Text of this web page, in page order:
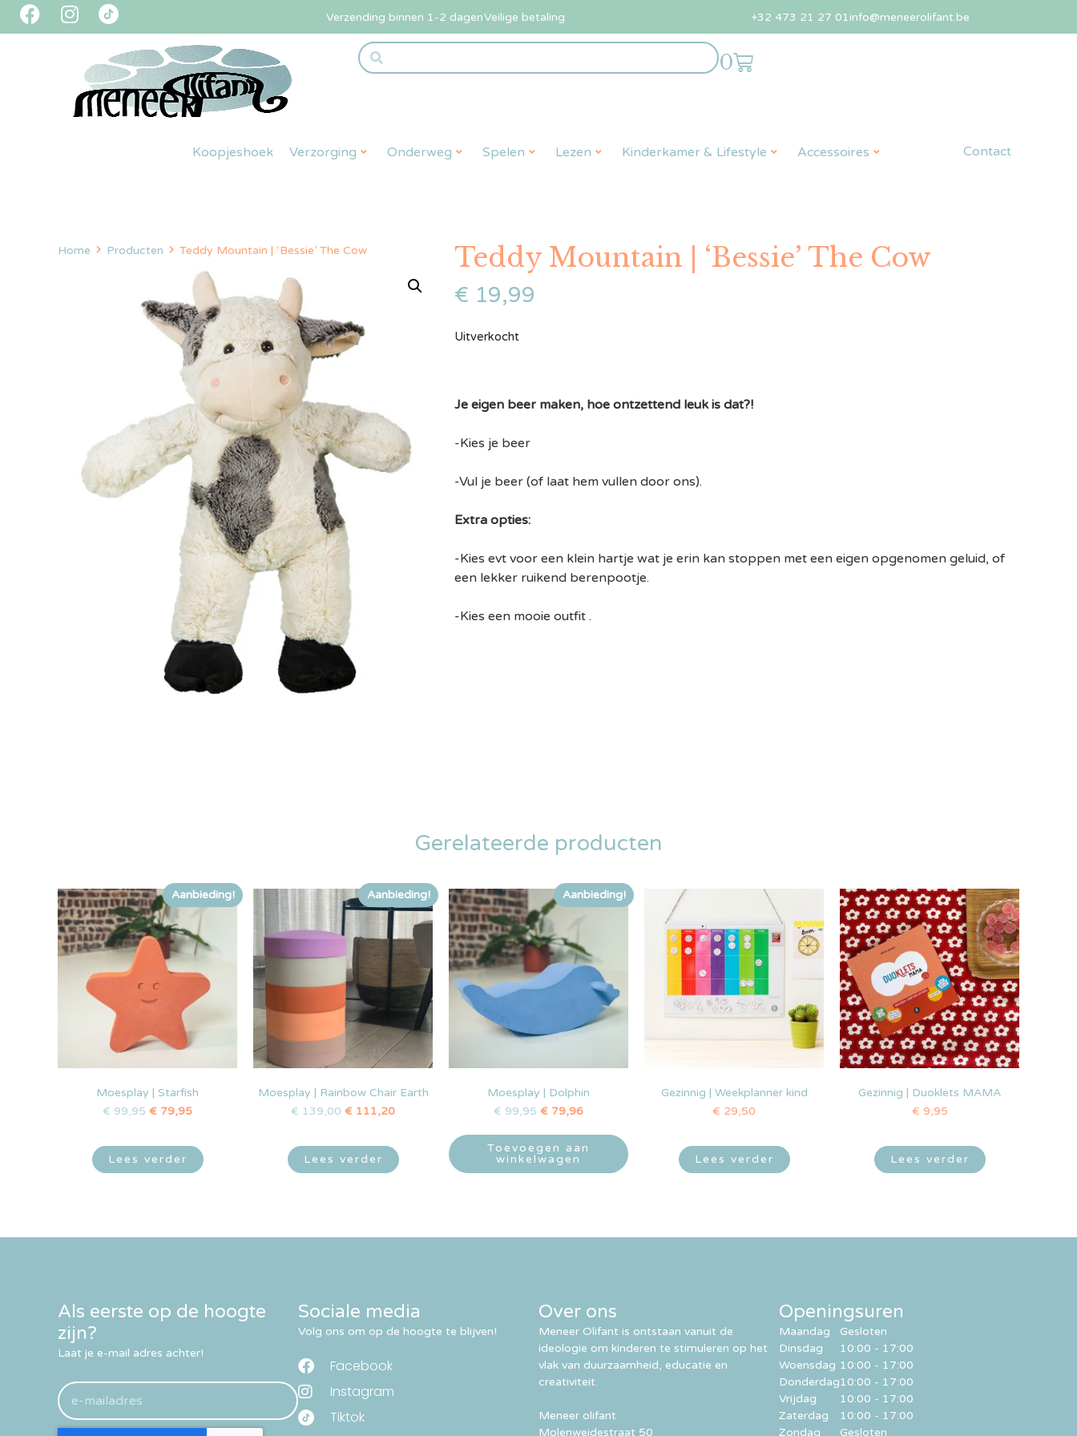
Verzending binnen 1-2 dagenVeilige betaling +32 473 21 27 01info@meneerolifant.be
0
Koopjeshoek Verzorging Onderweg Spelen Lezen Kinderkamer & Lifestyle Accessoires Contact
Home Producten Teddy Mountain | ‘Bessie’ The Cow Teddy Mountain | ‘Bessie’ The Cow
€ 19,99
Uitverkocht
Je eigen beer maken, hoe ontzettend leuk is dat?!
-Kies je beer
-Vul je beer (of laat hem vullen door ons).
Extra opties:
-Kies evt voor een klein hartje wat je erin kan stoppen met een eigen opgenomen geluid, of
een lekker ruikend berenpootje.
-Kies een mooie outfit .
Gerelateerde producten
Aanbieding!
Moesplay | Starfish
€ 99,95 € 79,95
Lees verder
Aanbieding!
Moesplay | Rainbow Chair Earth
€ 139,00 € 111,20
Lees verder
Aanbieding!
Moesplay | Dolphin
€ 99,95 € 79,96
Toevoegen aan
winkelwagen
Gezinnig | Weekplanner kind
€ 29,50
Lees verder
Gezinnig | Duoklets MAMA
€ 9,95
Lees verder
Als eerste op de hoogte
zijn?
Laat je e-mail adres achter!
Sociale media
Volg ons om op de hoogte te blijven!
Facebook
Instagram
Tiktok
Over ons
Meneer Olifant is ontstaan vanuit de
ideologie om kinderen te stimuleren op het
vlak van duurzaamheid, educatie en
creativiteit.
Meneer olifant
Molenweidestraat 50
Openingsuren
Maandag
Dinsdag
Woensdag
Donderdag
Vrijdag
Zaterdag
Zondag
Gesloten
10:00 - 17:00
10:00 - 17:00
10:00 - 17:00
10:00 - 17:00
10:00 - 17:00
Gesloten